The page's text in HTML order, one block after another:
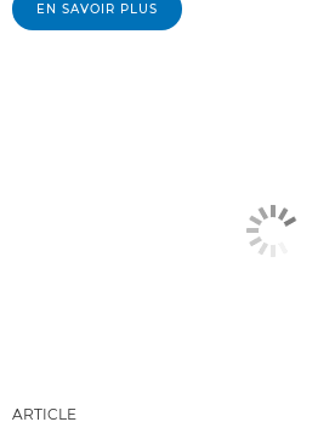
EN SAVOIR PLUS
ARTICLE